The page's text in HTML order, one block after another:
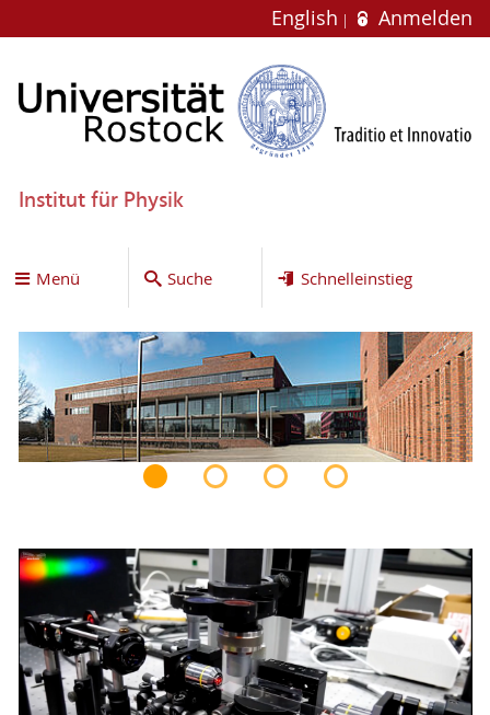
English Anmelden
Institut für Physik
Menü Suche Schnelleinstieg